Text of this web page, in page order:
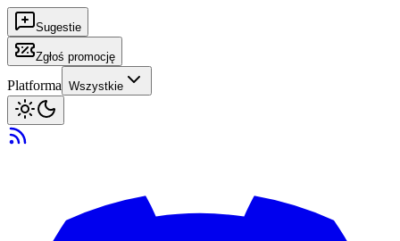
Sugestie
Zgłoś promocję
Platforma Wszystkie